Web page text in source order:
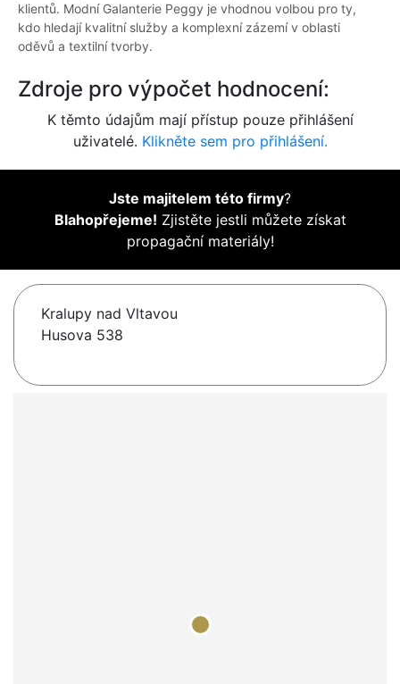
klientů. Modní Galanterie Peggy je vhodnou volbou pro ty,
kdo hledají kvalitní služby a komplexní zázemí v oblasti
oděvů a textilní tvorby.
Zdroje pro výpočet hodnocení:
K těmto údajům mají přístup pouze přihlášení
uživatelé. Klikněte sem pro přihlášení.
Jste majitelem této firmy?
Blahopřejeme! Zjistěte jestli můžete získat
propagační materiály!
Kralupy nad Vltavou
Husova 538